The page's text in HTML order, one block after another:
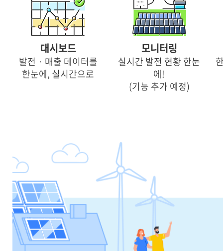
고객지원
대시보드
발전 · 매출 데이터를
한눈에, 실시간으로
모니터링
실시간 발전 현황 한눈
에!
(기능 추가 예정)